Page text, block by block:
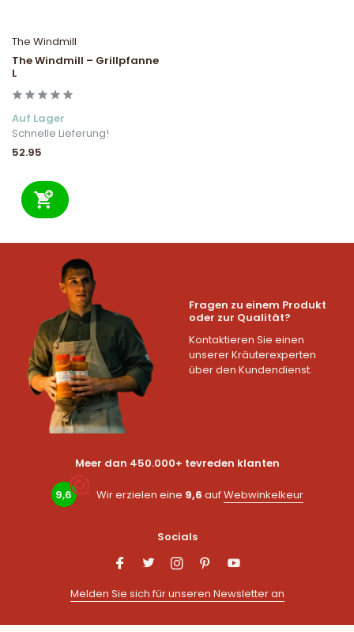
The Windmill
The Windmill – Grillpfanne
L
Auf Lager
Schnelle Lieferung!
52.95
Fragen zu einem Produkt
oder zur Qualität?
Kontaktieren Sie einen
unserer Kräuterexperten
über den Kundendienst.
Meer dan 450.000+ tevreden klanten
9,6 Wir erzielen eine 9,6 aufWebwinkelkeur
Socials
Melden Sie sich für unseren Newsletter an